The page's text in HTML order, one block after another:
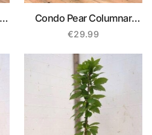
Condo Pear Columnar
Tree
€29.99